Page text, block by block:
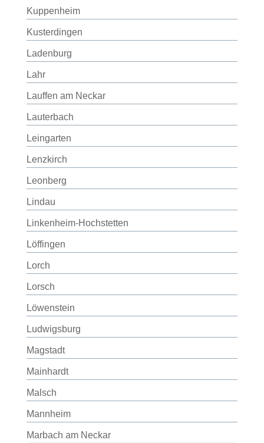
Kuppenheim
Kusterdingen
Ladenburg
Lahr
Lauffen am Neckar
Lauterbach
Leingarten
Lenzkirch
Leonberg
Lindau
Linkenheim-Hochstetten
Löffingen
Lorch
Lorsch
Löwenstein
Ludwigsburg
Magstadt
Mainhardt
Malsch
Mannheim
Marbach am Neckar